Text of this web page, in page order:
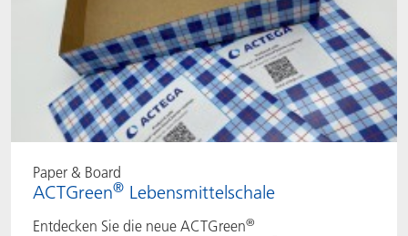
Paper & Board
ACTGreen® Lebensmittelschale
Entdecken Sie die neue ACTGreen®